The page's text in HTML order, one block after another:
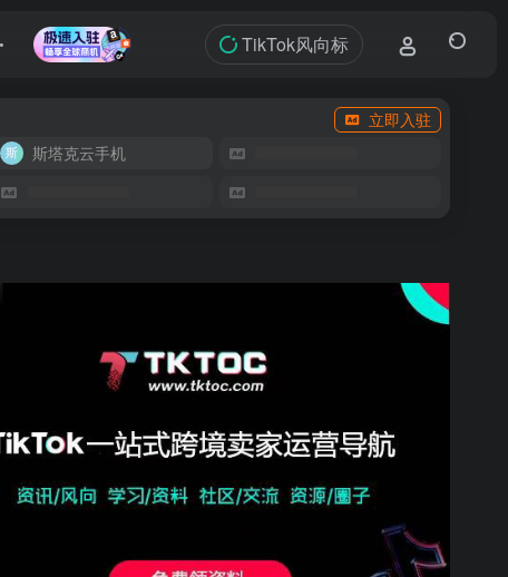
TikTok风向标
立即入驻
斯塔克云手机